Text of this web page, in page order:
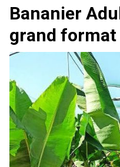
Bananier
grand format